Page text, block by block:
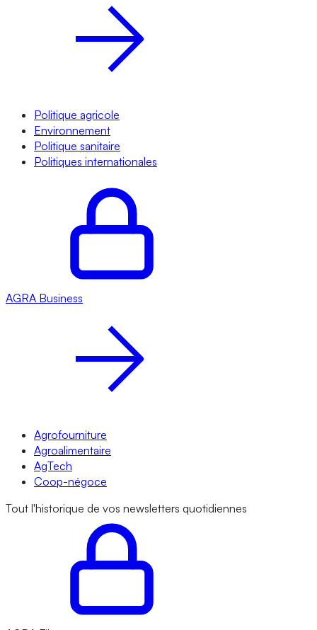
Politique agricole
Environnement
Politique sanitaire
Politiques internationales
AGRA Business
Agrofourniture
Agroalimentaire
AgTech
Coop-négoce
Tout l'historique de vos newsletters quotidiennes